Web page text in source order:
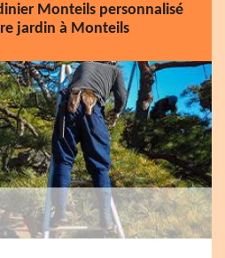
Monteils personnalisé
jardin à Monteils